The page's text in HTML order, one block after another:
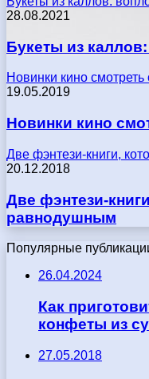
28.08.2021
Букеты из
Новинки кино смотреть
19.05.2019
Новинки кино
Две фэнтези-книги,
20.12.2018
Две фэнтези-
равнодушным
Популярные
26.04.2024
Как
конфеты из
27.05.2018